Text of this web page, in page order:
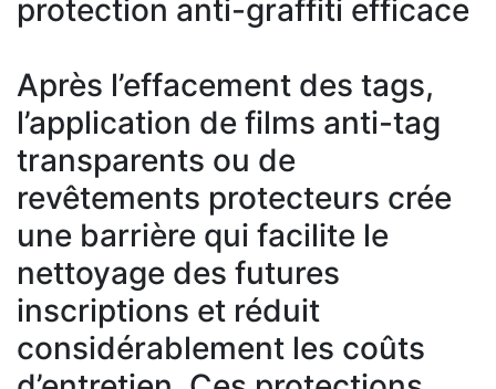
protection anti-graffiti efficace
Après l’effacement des tags,
l’application de films anti-tag
transparents ou de
revêtements protecteurs crée
une barrière qui facilite le
nettoyage des futures
inscriptions et réduit
considérablement les coûts